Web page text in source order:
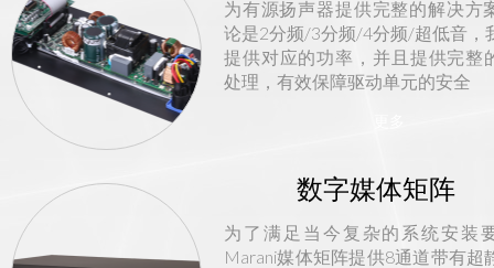
为有源扬声器提供完整的解决方
论是2分频/3分频/4分频/超低音，
提供对应的功率，并且提供完整
处理，有效保障驱动单元的安全
数字媒体矩阵
为了满足当今复杂的系统安装
Marani媒体矩阵提供8通道带有超